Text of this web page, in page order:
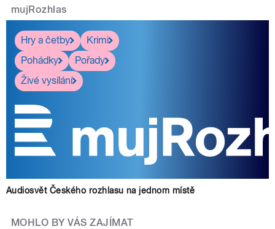
mujRozhlas
Hry a četby
Krimi
Pohádky
Pořady
Živé vysílání
Audiosvět Českého rozhlasu na jednom místě
MOHLO BY VÁS ZAJÍMAT